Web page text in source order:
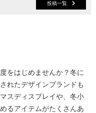
投稿一覧
をはじめませんか？冬に
れたデザインブランドも
スディスプレイや、冬小
るアイテムがたくさんあ